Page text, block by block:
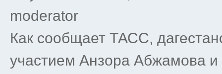
moderator
Как сообщает ТАСС,
участием Анзора Абжамова